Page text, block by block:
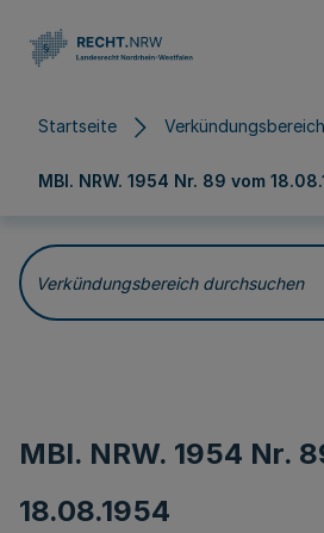
Startseite Verkündungsbereich
MBl. NRW. 1954 Nr. 89 vom
Verkündungsbereich durchsuchen
MBl. NRW. 1954 Nr.
18.08.1954